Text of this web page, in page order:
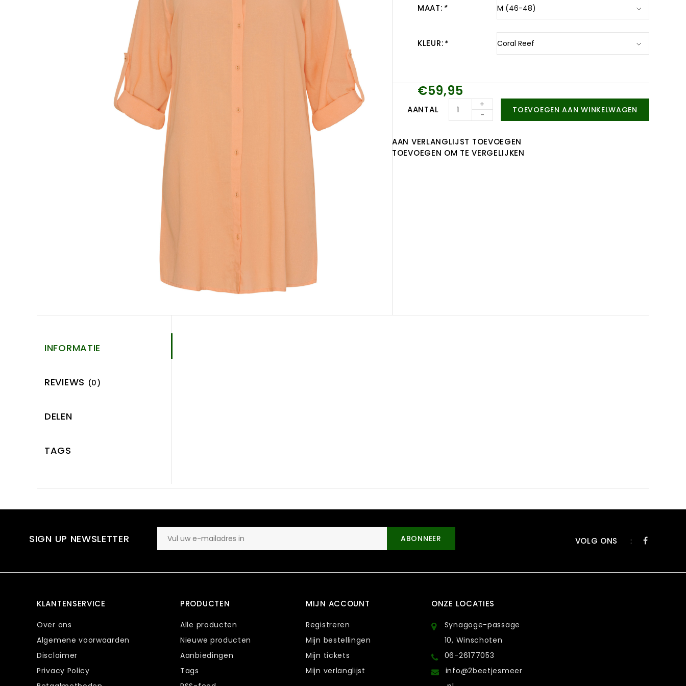
MAAT: *
KLEUR:*
€59,95
AANTAL
+
-
TOEVOEGEN AAN WINKELWAGEN
AAN VERLANGLIJST TOEVOEGEN
TOEVOEGEN OM TE VERGELIJKEN
INFORMATIE
REVIEWS (0)
DELEN
TAGS
SIGN UP NEWSLETTER ABONNEER VOLG ONS :
KLANTENSERVICE
Over ons
Algemene voorwaarden
Disclaimer
Privacy Policy
PRODUCTEN
Alle producten
Nieuwe producten
Aanbiedingen
Tags
MIJN ACCOUNT
Registreren
Mijn bestellingen
Mijn tickets
Mijn verlanglijst
ONZE LOCATIES
Synagoge-passage
10, Winschoten
06-26177053
info@2beetjesmeer